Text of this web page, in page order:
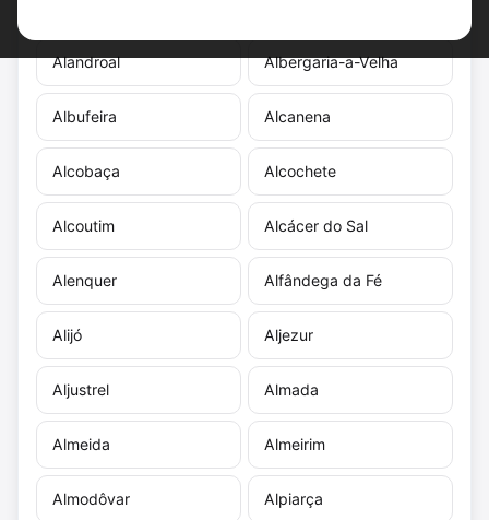
Alandroal Albergaria-a-Velha
Albufeira Alcanena
Alcobaça Alcochete
Alcoutim Alcácer do Sal
Alenquer Alfândega da Fé
Alijó Aljezur
Aljustrel Almada
Almeida Almeirim
Almodôvar Alpiarça